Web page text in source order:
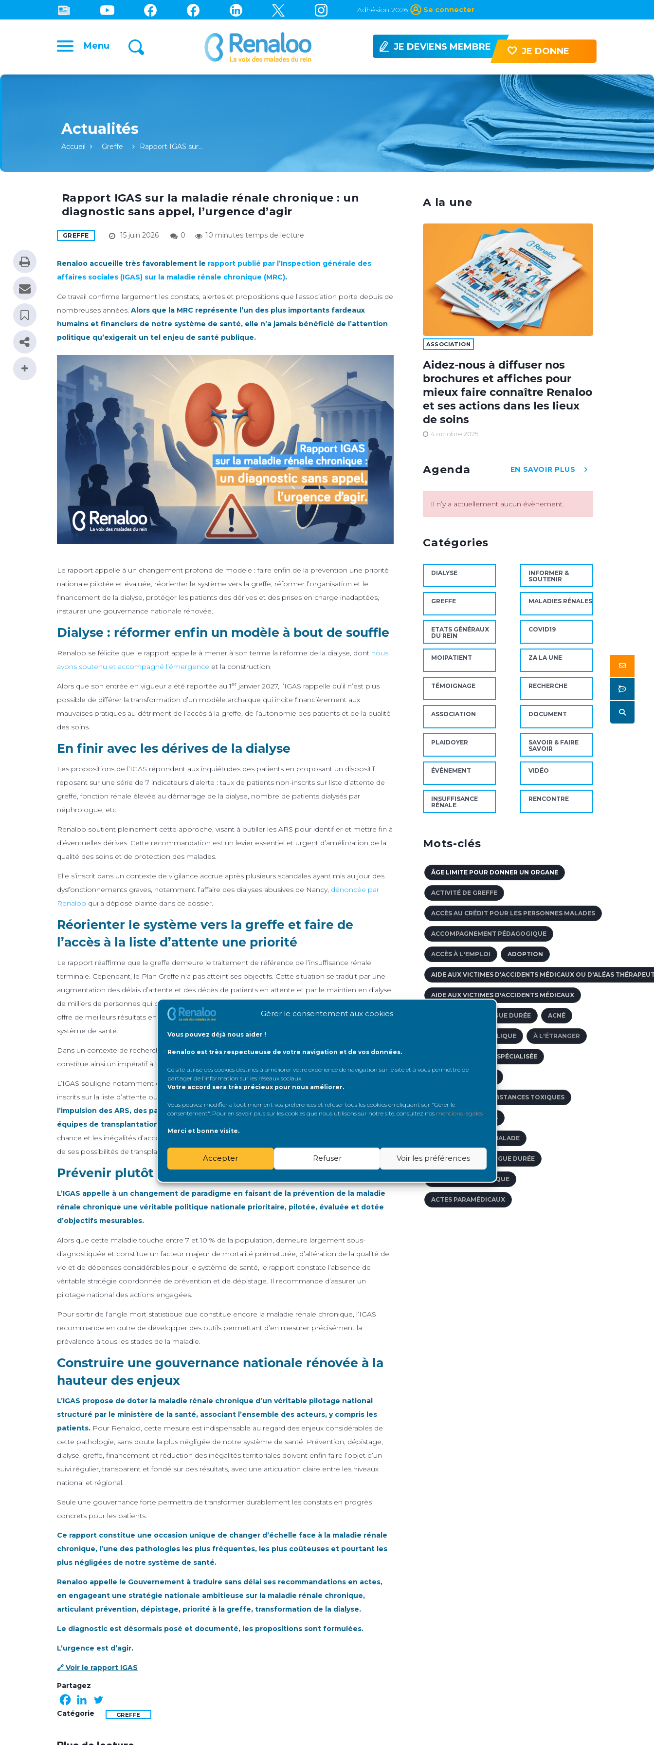
Gérer le consentement aux cookies
Vous pouvez déjà nous aider !
Renaloo est très respectueuse de votre navigation et de vos données.
Ce site utilise des cookies destinés à améliorer votre expérience de navigation sur le site et à vous permettre de
partager de l’information sur les réseaux sociaux
Votre accord sera très précieux pour nous améliorer.
Vous pouvez modifier à tout moment vos préférences et refuser tous les cookies en cliquant sur "Gérer le
consentement". Pour en savoir plus sur les cookies que nous utilisons sur notre site, consultez nos mentions légales
Merci et bonne visite.
Accepter Refuser Voir les préférences
Adhésion 2026 Se connecter
Menu JE DEVIENS MEMBRE JE DONNE
Accueil Greffe Rapport IGAS sur…
Rapport IGAS sur la maladie rénale chronique : un
diagnostic sans appel, l’urgence d’agir
GREFFE 15 juin 2026 0 10 minutes temps de lecture
Renaloo accueille très favorablement le rapport pu b lié par l’Inspection générale des
affaires sociales (IGAS) sur la maladie rénale chronique (MRC).
Ce travail confirme largement les constats, alertes et propositions que l’association porte depuis de
nombreuses années. Alors que la MRC représente l’un des plus importants fardeaux
humains et financiers de notre système de santé, elle n’a jamais bénéficié de l’attention
politique qu’exigerait un tel enjeu de santé publique.
Le rapport appelle à un changement profond de modèle : faire enfin de la prévention une priorité
nationale pilotée et évaluée, réorienter le système vers la greffe, réformer l’organisation et le
financement de la dialyse, protéger les patients des dérives et des prises en charge inadaptées,
instaurer une gouvernance nationale rénovée.
Dialyse : réformer enfin un modèle à bout de souffle
Renaloo se félicite que le rapport appelle à mener à son terme la réforme de la dialyse, dont nous
avons soutenu et accompagné l’émergence et la construction.
Alors que son entrée en vigueur a été reportée au 1er janvier 2027, l’IGAS rappelle qu’il n’est plus
possible de différer la transformation d’un modèle archaïque qui incite financièrement aux
mauvaises pratiques au détriment de l’accès à la greffe, de l’autonomie des patients et de la qualité
des soins.
En finir avec les dérives de la dialyse
Les propositions de l’IGAS répondent aux inquiétudes des patients en proposant un dispositif
reposant sur une série de 7 indicateurs d’alerte : taux de patients non-inscrits sur liste d’attente de
greffe, fonction rénale élevée au démarrage de la dialyse, nombre de patients dialysés par
néphrologue, etc.
Renaloo soutient pleinement cette approche, visant à outiller les ARS pour identifier et mettre fin à
d’éventuelles dérives. Cette recommandation est un levier essentiel et urgent d’amélioration de la
qualité des soins et de protection des malades.
Elle s’inscrit dans un contexte de vigilance accrue après plusieurs scandales ayant mis au jour des
dysfonctionnements graves, notamment l’affaire des dialyses abusives de Nancy, dénoncée par
Renaloo qui a déposé plainte dans ce dossier.
Réorienter le système vers la greffe et faire de
l’accès à la liste d’attente une priorité
Le rapport réaffirme que la greffe demeure le traitement de référence de l’insuffisance rénale
terminale. Cependant, le Plan Greffe n’a pas atteint ses objectifs. Cette situation se traduit par une
augmentation des délais d’attente et des décès de patients en attente et par le maintien en dialyse
de milliers de personnes qui pourraient bénéficier d’une transplantation, alors même que celle-ci
offre de meilleurs résultats en termes de survie, de qualité de vie, pour un coût très inférieur pour le
système de santé.
Dans un contexte de recherche d’efficience et de sobriété en santé, le développement de la greffe
constitue ainsi un impératif à la fois médical, humain, économique et environnemental.
L’IGAS souligne notamment que de nombreux patients susceptibles d’être greffés ne sont pas
inscrits sur la liste d’attente ou le sont trop tardivement.
l’impulsion des ARS, des parcours de « bilan pré-greffe » associant centres de dialyse et
équipes de transplantation
chance et les inégalités d’accès à la greffe, en garantissant à chaque patient une évaluation efficace
de ses possibilités de transplantation.
Prévenir plutôt que guérir
L’IGAS appelle à un changement de paradigme en faisant de la prévention de la maladie
rénale chronique une véritable politique nationale prioritaire, pilotée, évaluée et dotée
d’objectifs mesurables.
Alors que cette maladie touche entre 7 et 10 % de la population, demeure largement sous-
diagnostiquée et constitue un facteur majeur de mortalité prématurée, d’altération de la qualité de
vie et de dépenses considérables pour le système de santé, le rapport constate l’absence de
véritable stratégie coordonnée de prévention et de dépistage. Il recommande d’assurer un
pilotage national des actions engagées.
Pour sortir de l’angle mort statistique que constitue encore la maladie rénale chronique, l’IGAS
recommande en outre de développer des outils permettant d’en mesurer précisément la
prévalence à tous les stades de la maladie.
Construire une gouvernance nationale rénovée à la
hauteur des enjeux
L’IGAS propose de doter la maladie rénale chronique d’un véritable pilotage national
structuré par le ministère de la santé, associant l’ensemble des acteurs, y compris les
patients. Pour Renaloo, cette mesure est indispensable au regard des enjeux considérables de
cette pathologie, sans doute la plus négligée de notre système de santé. Prévention, dépistage,
dialyse, greffe, financement et réduction des inégalités territoriales doivent enfin faire l’objet d’un
suivi régulier, transparent et fondé sur des résultats, avec une articulation claire entre les niveaux
national et régional.
Seule une gouvernance forte permettra de transformer durablement les constats en progrès
concrets pour les patients.
Ce rapport constitue une occasion unique de changer d’échelle face à la maladie rénale
chronique, l’une des pathologies les plus fréquentes, les plus coûteuses et pourtant les
plus négligées de notre système de santé.
Renaloo appelle le Gouvernement à traduire sans délai ses recommandations en actes,
en engageant une stratégie nationale ambitieuse sur la maladie rénale chronique,
articulant prévention, dépistage, priorité à la greffe, transformation de la dialyse.
Le diagnostic est désormais posé et documenté, les propositions sont formulées.
L’urgence est d’agir.
🔗 Voir le rapport IGAS
Partagez
Catégorie GREFFE
A la une
ASSOCIATION
Aidez-nous à diffuser nos
brochures et affiches pour
mieux faire connaître Renaloo
et ses actions dans les lieux
de soins
4 octobre 2025
Agenda EN SAVOIR PLUS
Il n’y a actuellement aucun évènement.
Catégories
DIALYSE
INFORMER &
SOUTENIR
GREFFE MALADIES RÉNALES
ETATS GÉNÉRAUX
DU REIN
COVID19
MOIPATIENT ZA LA UNE
TÉMOIGNAGE RECHERCHE
ASSOCIATION DOCUMENT
PLAIDOYER
SAVOIR & FAIRE
SAVOIR
ÉVÉNEMENT VIDÉO
INSUFFISANCE
RÉNALE
RENCONTRE
Mots-clés
ÂGE LIMITE POUR DONNER UN ORGANE
ACTIVITÉ DE GREFFE
ACCÈS AU CRÉDIT POUR LES PERSONNES MALADES
ACCOMPAGNEMENT PÉDAGOGIQUE
ACCÈS À L'EMPLOI ADOPTION
AIDE AUX VICTIMES D'ACCIDENTS MÉDICAUX OU D'ALÉAS
AIDE AUX VICTIMES D'ACCIDENTS MÉDICAUX
AFFECTION DE LONGUE DURÉE ACNÉ
'ACIDE MYCOPHÉNOLIQUE À L'ÉTRANGER
AGENCE DE VOYAGE SPÉCIALISÉE
ABSORPTION DE SUBSTANCES TOXIQUES
ACCÈS VASCULAIRES
ACCOMPAGNER LE MALADE
AFFECTIONS DE LONGUE DURÉE
ACIDOSE MÉTABOLIQUE
ACTES PARAMÉDICAUX